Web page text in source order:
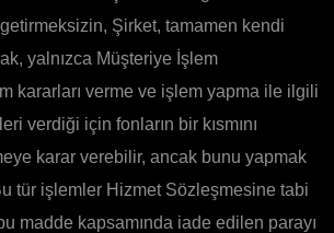
Şirket, tamamen kendi
yalnızca Müşteriye İşlem
kararları verme ve işlem yapma ile ilgili
verdiği için fonların bir kısmını
karar verebilir, ancak bunu yapmak
tür işlemler Hizmet Sözleşmesine tabi
madde kapsamında iade edilen parayı